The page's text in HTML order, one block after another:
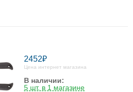
2452₽
Цена интернет магазина
В наличии:
5 шт. в 1 магазине